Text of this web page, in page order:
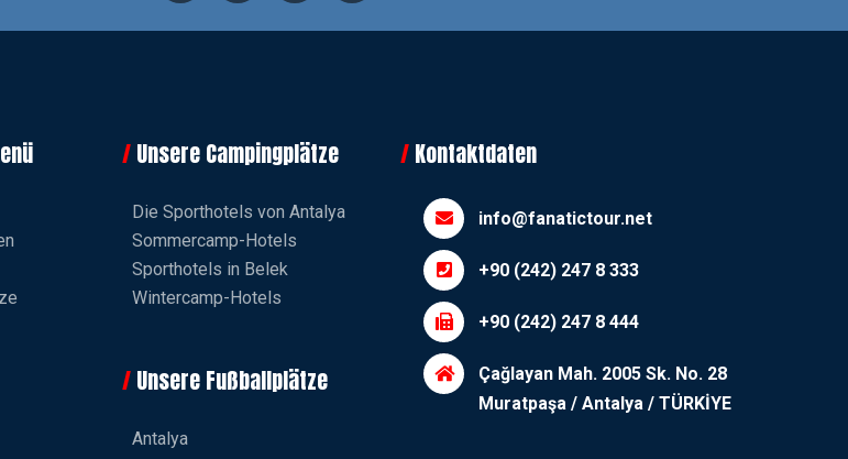
Unsere Campingplätze
Die Sporthotels von Antalya
Sommercamp-Hotels
Sporthotels in Belek
Wintercamp-Hotels
Unsere Fußballplätze
Antalya
Kontaktdaten
info@fanatictour.net
+90 (242) 247 8 333
+90 (242) 247 8 444
Çağlayan Mah. 2005 Sk. No. 28
Muratpaşa / Antalya / TÜRKİYE